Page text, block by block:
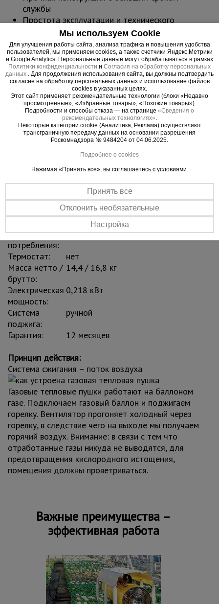
службы
Простота эксплуатации и технического
обслуживания
Для предотвращения кислородного
истощения
Помещения должны проветриваться
Предохранительный клапан с термопарой
Электроклапан
Топливо:
Пропан/бутан
Тепловая
мощность:
49-73 кВт / 167.100-249.300 БТУ/
ч / 42.100-62.800 Ккал/ч
Поток
2300 м3/ч
топлива:
5,02 кг/ч
Ш х В):
760 x 300 x 510 мм
220-240/50-60 В/Гц
Ток
потребления:
0,95 A
Термостат:
нет
Масса нетто /
брутто:
14,4 / 16,8 кг
Электрическая
мощность:
0,218 кВт
Система
поджига:
ручной
Гарантия:
12 месяцев
Принцип действия:
Система сжигания – поток воздуха
Газовые тепловые пушки работают на баллоном
газе. Подключаем газовый баллон и поджигаем
горелку. Вентилятор прогоняет холодный через
горелку, в следствие чего на выходе мы получаем
горячий воздух. Внимание: в связи с тем что
отработанные газы никуда не выводятся, для
предотвращения кислородного истощения,
помещения должны проветриваться.
Важные преимущества –
эффективная работа
Мы используем Cookie
Для улучшения работы сайта, анализа трафика и повышения удобства
пользователей, мы применяем cookies, а также счетчики Яндекс.Метрики
и Google Analytics. Персональные данные могут обрабатываться в рамках
Политики конфиденциальности и Согласия на обработку персональных
данных
. Для продолжения использования сайта, вы должны подтвердить
согласие на обработку персональных данных и использование файлов
cookies в указанных целях.
Этот сайт применяет рекомендательные технологии (блоки «Недавно
просмотренные», «Избранные товары», «Похожие товары»).
Подробности и способы отказа — на странице «Сведения о
рекомендательных технологиях»
Некоторые категории cookie (Аналитика, Реклама) осуществляют
трансграничную передачу данных на основании разрешения
Роскомнадзора № 9484204 от 04.06.2025.
Подробнее о cookies
Нажимая «Принять все», вы соглашаетесь с условиями.
Принять все
Отклонить необязательные
Настройка